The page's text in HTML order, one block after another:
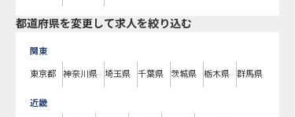
都道府県を変更して求人を絞り込む
関東
東京都 神奈川県 埼玉県 千葉県 茨城県 栃木県 群馬県
近畿